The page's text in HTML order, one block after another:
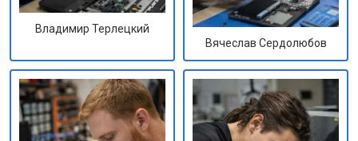
Владимир Терлецкий
Вячеслав Сердолюбов